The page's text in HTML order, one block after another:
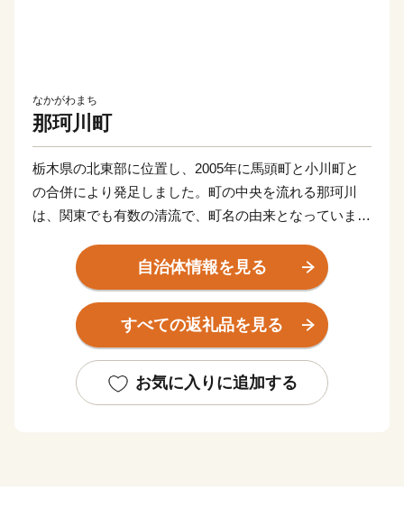
なかがわまち
那珂川町
栃木県の北東部に位置し、2005年に馬頭町と小川町と
の合併により発足しました。町の中央を流れる那珂川
は、関東でも有数の清流で、町名の由来となっていま
む里山が織り成す自然豊かな町です。温泉や美術館、ゴ
ルフ場やキャンプ場などの観光施設があり、訪れる人々
の心を癒します。この町に暮らす人々の心や想い、そし
て受け継いできた文化が、魅力ある町にしています。
自治体情報を見る
すべての返礼品を見る
お気に入りに追加する